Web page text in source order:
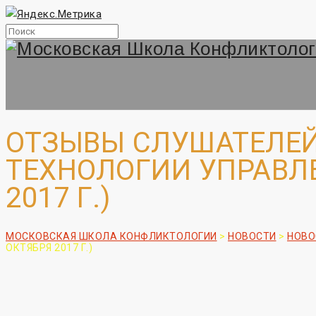
ОТЗЫВЫ
ТЕХНОЛОГИИ
2017 Г.)
МОСКОВСКАЯ ШКОЛА КОНФЛИКТОЛОГИИ > НОВОСТИ >
ОКТЯБРЯ 2017 Г.)